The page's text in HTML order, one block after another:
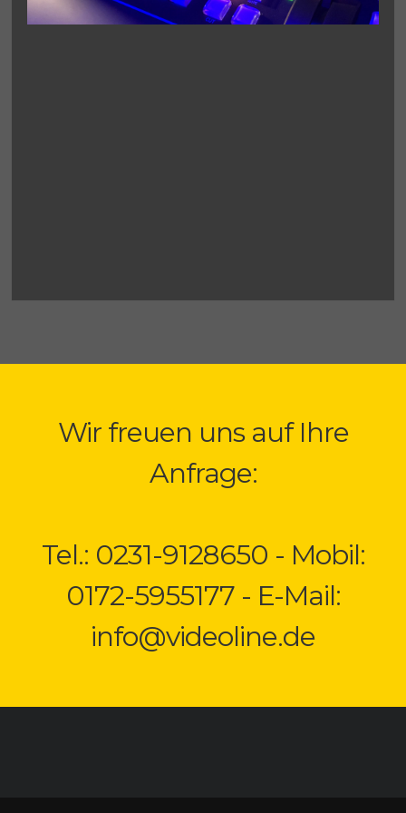
Wir freuen uns auf Ihre
Anfrage:
Tel.: 0231-9128650 - Mobil:
0172-5955177 - E-Mail:
info@videoline.de